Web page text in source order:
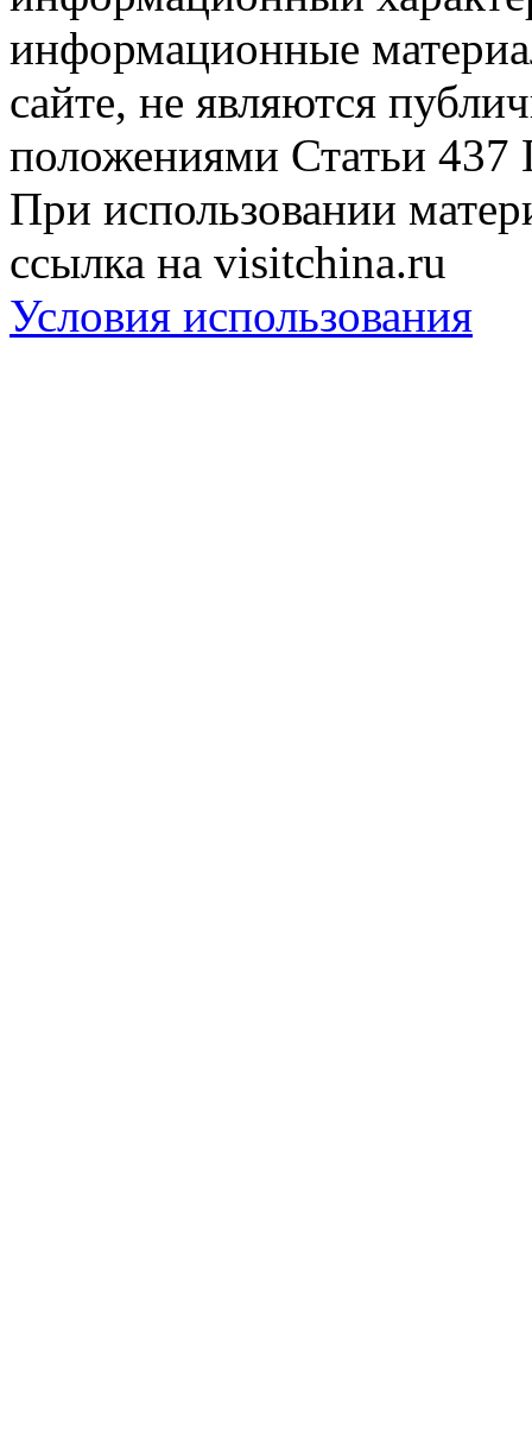
информационные
сайте, не являются
положениями Статьи 437
При использовании
ссылка на visitchina.ru
Условия использования